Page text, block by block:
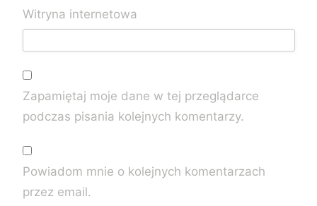
Witryna internetowa
Zapamiętaj moje dane w tej przeglądarce
podczas pisania kolejnych komentarzy.
Powiadom mnie o kolejnych komentarzach
przez email.